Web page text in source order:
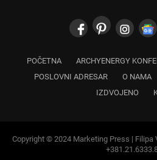
POČETNA ARCHYENERGY
POSLOVNI ADRESAR
O NAMA
IZDVOJENO
Copyright © 2024 Marketing Press | Filipa